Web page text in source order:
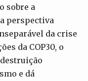
sobre a
perspectiva
da crise
da COP30, o
e dá